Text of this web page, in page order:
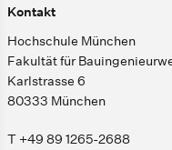
Kontakt
Hochschule München
Fakultät für
Karlstrasse 6
80333 München
T +49 89 1265-2688